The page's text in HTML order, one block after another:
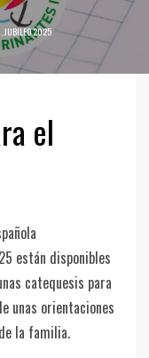
JUBILEO 2025
el
están disponibles
catequesis para
unas orientaciones
la familia.